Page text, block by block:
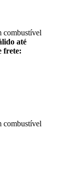
combustível
até
frete:
combustível